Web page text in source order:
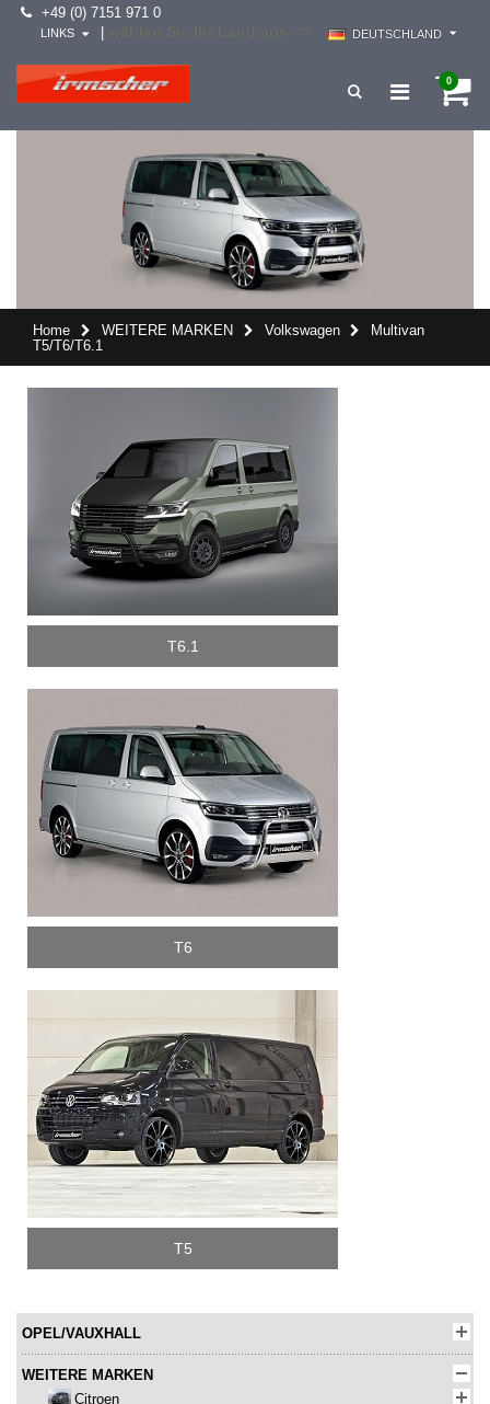
+49 (0) 7151 971 0
DEUTSCHLAND
LINKS
0
Home WEITERE MARKEN Volkswagen
Multivan
T5/T6/T6.1
T6.1
T6
T5
OPEL/VAUXHALL
WEITERE MARKEN
Citroen